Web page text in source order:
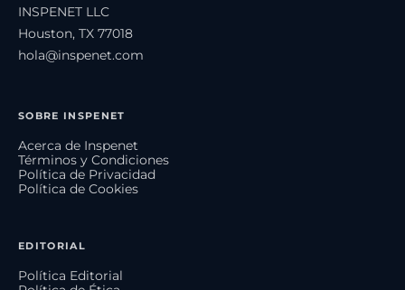
INSPENET LLC
Houston, TX 77018
hola@inspenet.com
SOBRE INSPENET
Acerca de Inspenet
Términos y Condiciones
Política de Privacidad
Política de Cookies
EDITORIAL
Política Editorial